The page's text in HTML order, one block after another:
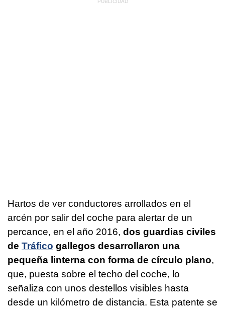
Hartos de ver conductores arrollados en el
arcén por salir del coche para alertar de un
percance, en el año 2016, dos guardias civiles
de Tráfico gallegos desarrollaron una
pequeña linterna con forma de círculo plano,
que, puesta sobre el techo del coche, lo
señaliza con unos destellos visibles hasta
desde un kilómetro de distancia. Esta patente se